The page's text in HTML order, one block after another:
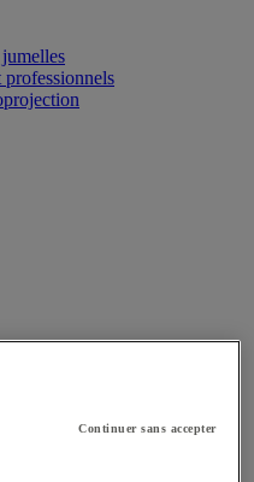
professionnels
collectifsContinuer sans accepter